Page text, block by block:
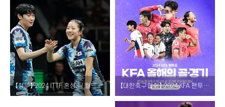
【청두】 2024 ITTF 혼성 팀 월드컵 결승 중국전 경기 결과! [2회 연속 준우승 한국 탁구 혼합복식 신유빈 조대성] 【대한축구협회】 2024 KFA 팬투표 <올해의 골 & 경기> 후보 소개 및 투표 방법! [결과 발표]